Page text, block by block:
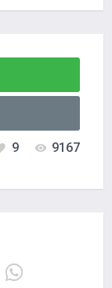
9167
9